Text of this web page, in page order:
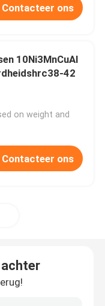
Contacteer ons
10Ni3MnCuAl
on weight and
Contacteer ons